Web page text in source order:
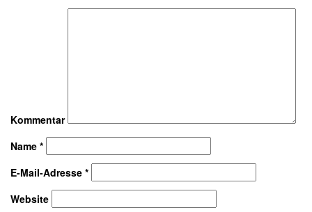
Kommentar
Name *
E-Mail-Adresse *
Website